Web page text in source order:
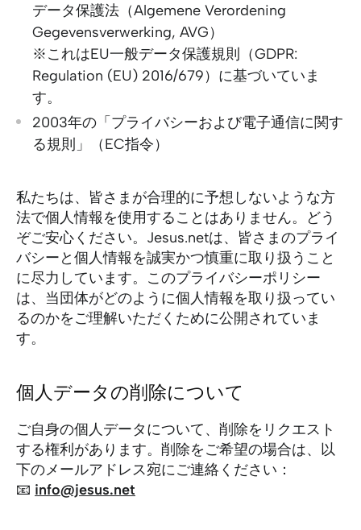
データ保護法（Algemene Verordening
Gegevensverwerking, AVG）
※これはEU一般データ保護規則（GDPR:
Regulation (EU) 2016/679）に基づいていま
す。
2003年の「プライバシーおよび電子通信に関す
る規則」（EC指令）
私たちは、皆さまが合理的に予想しないような方
法で個人情報を使用することはありません。どう
ぞご安心ください。Jesus.netは、皆さまのプライ
バシーと個人情報を誠実かつ慎重に取り扱うこと
に尽力しています。このプライバシーポリシー
は、当団体がどのように個人情報を取り扱ってい
るのかをご理解いただくために公開されていま
す。
個人データの削除について
ご自身の個人データについて、削除をリクエスト
する権利があります。削除をご希望の場合は、以
下のメールアドレス宛にご連絡ください：
📧 info@jesus.net